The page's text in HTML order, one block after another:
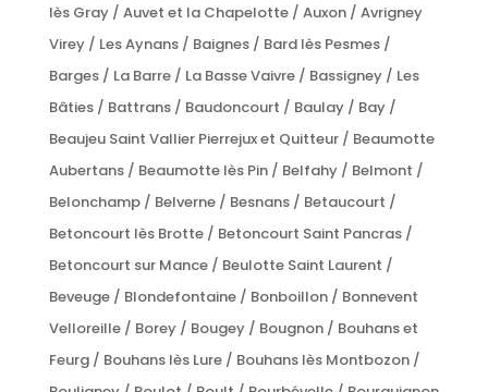
lès Gray / Auvet et la Chapelotte / Auxon / Avrigney
Virey / Les Aynans / Baignes / Bard lès Pesmes /
Barges / La Barre / La Basse Vaivre / Bassigney / Les
Bâties / Battrans / Baudoncourt / Baulay / Bay /
Beaujeu Saint Vallier Pierrejux et Quitteur / Beaumotte
Aubertans / Beaumotte lès Pin / Belfahy / Belmont /
Belonchamp / Belverne / Besnans / Betaucourt /
Betoncourt lès Brotte / Betoncourt Saint Pancras /
Betoncourt sur Mance / Beulotte Saint Laurent /
Beveuge / Blondefontaine / Bonboillon / Bonnevent
Velloreille / Borey / Bougey / Bougnon / Bouhans et
Feurg / Bouhans lès Lure / Bouhans lès Montbozon /